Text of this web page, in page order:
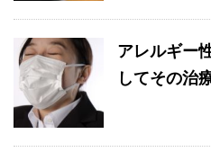
アレルギー
してその治